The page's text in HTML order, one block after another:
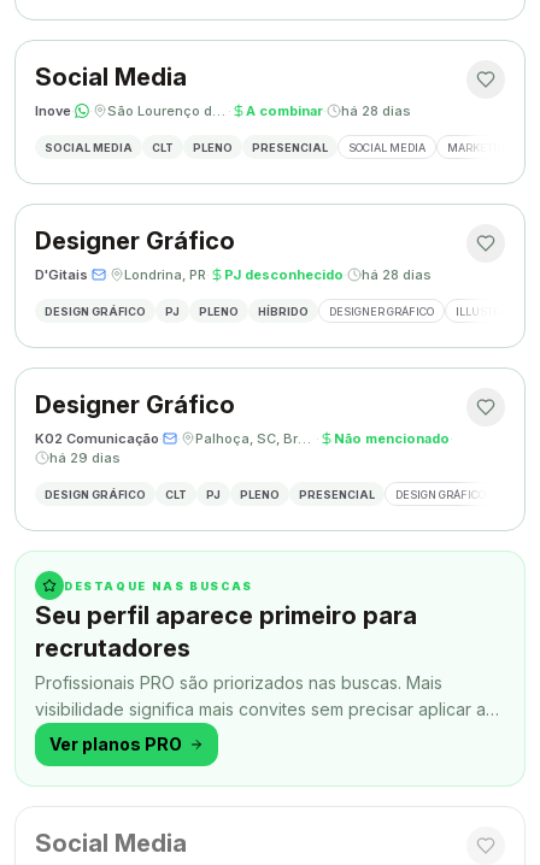
Social Media
Inove· · São Lourenço do Oeste, SC · A combinar· há 28 dias
SOCIAL MEDIA CLT PLENO PRESENCIAL SOCIAL MEDIA MARKETING
Designer Gráfico
D'Gitais· · Londrina, PR· PJ desconhecido· há 28 dias
DESIGN GRÁFICO PJ PLENO HÍBRIDO DESIGNER GRÁFICO ILLUSTRATOR
Designer Gráfico
K02 Comunicação· · Palhoça, SC, Brasil · Não mencionado·
há 29 dias
DESIGN GRÁFICO CLT PJ PLENO PRESENCIAL DESIGN GRÁFICO
DESTAQUE NAS BUSCAS
Seu perfil aparece primeiro para
recrutadores
Profissionais PRO são priorizados nas buscas. Mais
visibilidade significa mais convites sem precisar aplicar a
todo momento.
Ver planos PRO
Social Media